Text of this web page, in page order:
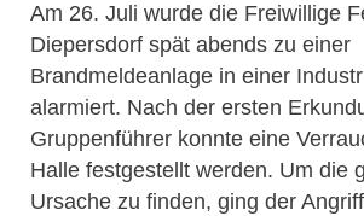
Am 26. Juli wurde die Freiwillige
Diepersdorf spät abends zu einer
Brandmeldeanlage in einer
alarmiert. Nach der ersten
Gruppenführer konnte eine
Halle festgestellt werden. Um die
Ursache zu finden, ging der